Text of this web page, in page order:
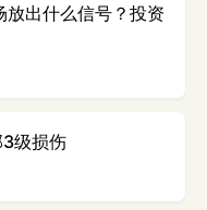
出什么信号？投资
级损伤